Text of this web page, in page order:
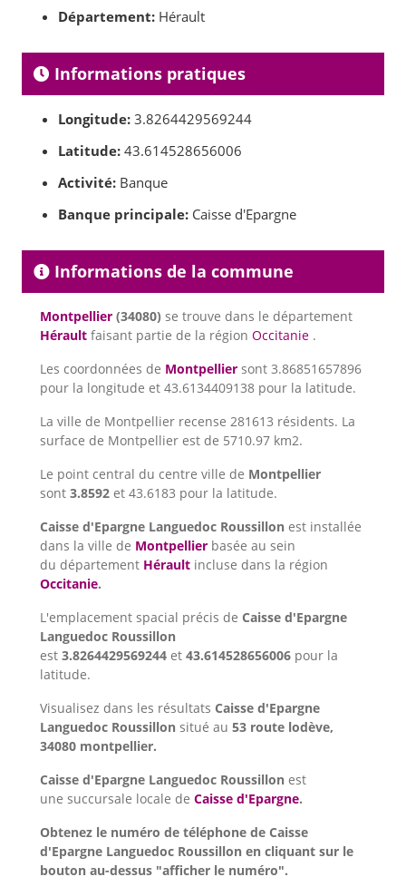
Département: Hérault
Informations pratiques
Longitude: 3.8264429569244
Latitude: 43.614528656006
Activité: Banque
Banque principale: Caisse d'Epargne
Informations de la commune
Montpellier (34080) se trouve dans le département
Hérault faisant partie de la région Occitanie .
Les coordonnées de Montpellier sont 3.86851657896
pour la longitude et 43.6134409138 pour la latitude.
La ville de Montpellier recense 281613 résidents. La
surface de Montpellier est de 5710.97 km2.
Le point central du centre ville de Montpellier
sont 3.8592 et 43.6183 pour la latitude.
Caisse d'Epargne Languedoc Roussillon est installée
dans la ville de Montpellier basée au sein
du département Hérault incluse dans la région
Occitanie.
L'emplacement spacial précis de Caisse d'Epargne
Languedoc Roussillon
est 3.8264429569244 et 43.614528656006 pour la
latitude.
Visualisez dans les résultats Caisse d'Epargne
Languedoc Roussillon situé au 53 route lodève,
34080 montpellier.
Caisse d'Epargne Languedoc Roussillon est
une succursale locale de Caisse d'Epargne.
Obtenez le numéro de téléphone de Caisse
d'Epargne Languedoc Roussillon en cliquant sur le
bouton au-dessus "afficher le numéro".